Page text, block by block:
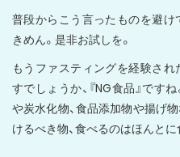
普段からこう言ったものを避
きめん。是非お試しを。
もうファスティングを経験さ
すでしょうか、『NG食品』です
や炭水化物、食品添加物や揚げ
けるべき物、食べるのはほんと